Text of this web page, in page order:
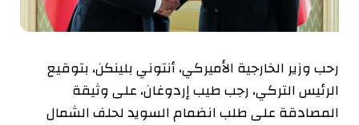
رحب وزير الخارجية الأميركي، أنتوني بلينكن، بتوقيع
الرئيس التركي، رجب طيب إردوغان، على وثيقة
المصادقة على طلب انضمام السويد لحلف الشمال